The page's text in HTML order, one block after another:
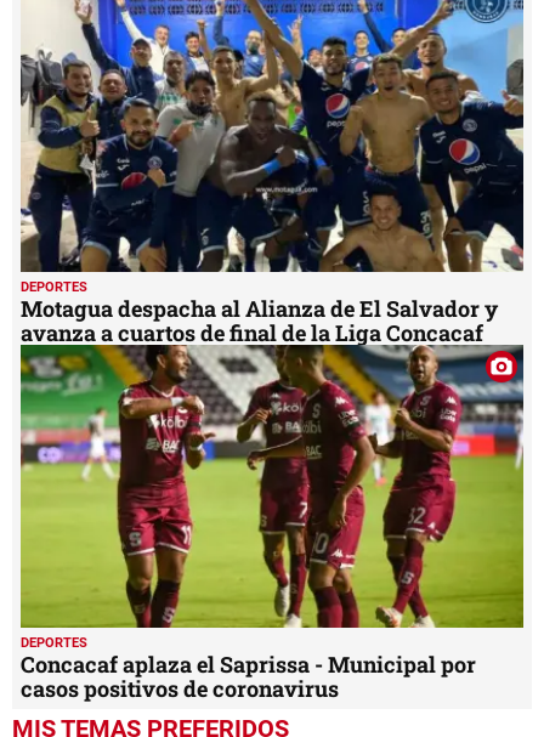
DEPORTES
Motagua despacha al Alianza de El Salvador y
avanza a cuartos de final de la Liga Concacaf
DEPORTES
Concacaf aplaza el Saprissa - Municipal por
casos positivos de coronavirus
MIS TEMAS PREFERIDOS